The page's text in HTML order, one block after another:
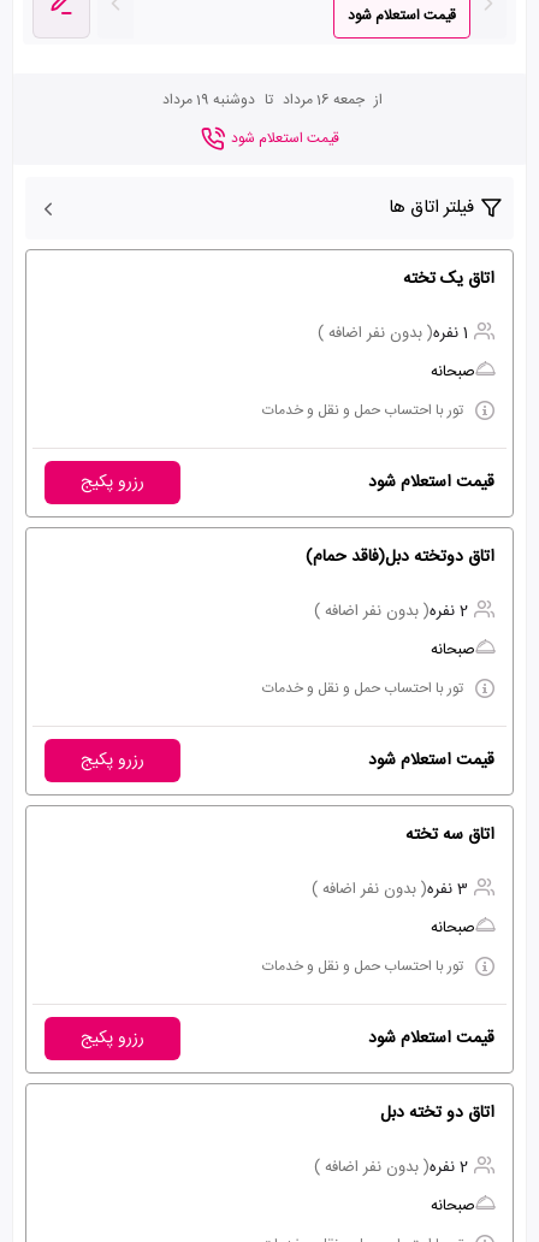
قیمت استعلام شود
از جمعه 16 مرداد تا دوشنبه 19 مرداد
قیمت استعلام شود
فیلتر اتاق ها
اتاق یک تخته
1 نفره
( بدون نفر اضافه )
صبحانه
تور با احتساب حمل و نقل و خدمات
قیمت استعلام شود رزرو پکیج
اتاق دوتخته دبل(فاقد حمام)
2 نفره
( بدون نفر اضافه )
صبحانه
تور با احتساب حمل و نقل و خدمات
قیمت استعلام شود رزرو پکیج
اتاق سه تخته
3 نفره
( بدون نفر اضافه )
صبحانه
تور با احتساب حمل و نقل و خدمات
قیمت استعلام شود رزرو پکیج
اتاق دو تخته دبل
2 نفره
( بدون نفر اضافه )
صبحانه